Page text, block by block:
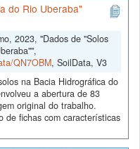
do Rio Uberaba"
2023, "Dados de "Solos
QN7OBM, SoilData, V3
na Bacia Hidrográfica do
a abertura de 83
original do trabalho.
de fichas com características